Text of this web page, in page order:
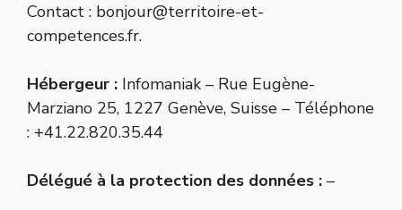
Contact : bonjour@territoire-et-
competences.fr.
Hébergeur : Infomaniak – Rue Eugène-
Marziano 25, 1227 Genève, Suisse – Téléphone
: +41.22.820.35.44
Délégué à la protection des données : –